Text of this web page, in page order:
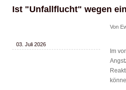
Ist "Unfallflucht" wegen
03. Juli 2026
Von
Im